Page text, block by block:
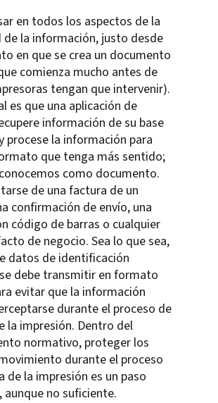
en todos los aspectos de la
de la información, justo desde
en que se crea un documento
comienza mucho antes de
tengan que intervenir).
es que una aplicación de
información de su base
procese la información para
que tenga más sentido;
como documento.
de una factura de un
confirmación de envío, una
código de barras o cualquier
de negocio. Sea lo que sea,
datos de identificación
debe transmitir en formato
evitar que la información
durante el proceso de
la impresión. Dentro del
normativo, proteger los
durante el proceso
de la impresión es un paso
aunque no suficiente.